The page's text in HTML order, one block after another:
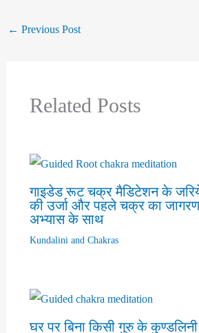
← Previous Post
Related Posts
गाइडेड रूट चक्र मैडिटेशन के
की उर्जा और पहले चक्र का
अभ्यास के साथ
Kundalini and Chakras
घर पर बिना किसी गुरु के